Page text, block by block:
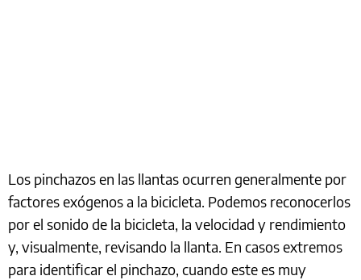
Los pinchazos en las llantas ocurren generalmente por
factores exógenos a la bicicleta. Podemos reconocerlos
por el sonido de la bicicleta, la velocidad y rendimiento
y, visualmente, revisando la llanta. En casos extremos
para identificar el pinchazo, cuando este es muy